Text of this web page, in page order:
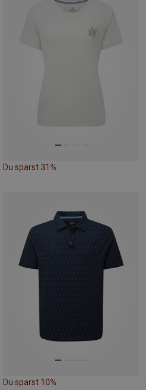
Du sparst 31%
Du sparst 10%